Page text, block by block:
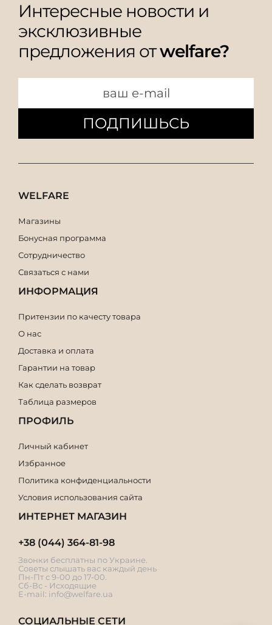
Интересные новости и
эксклюзивные
предложения отwelfare?
ПОДПИШЬСЬ
WELFARE
Магазины
Бонусная программа
Сотрудничество
Связаться с нами
ИНФОРМАЦИЯ
Притензии по качесту товара
О нас
Доставка и оплата
Гарантии на товар
Как сделать возврат
Таблица размеров
ПРОФИЛЬ
Личный кабинет
Избранное
Политика конфиденциальности
Условия использования сайта
ИНТЕРНЕТ МАГАЗИН
+38 (044) 364-81-98
Звонки бесплатны по Украине.
Советы слышать вас каждый день
Пн-Пт с 9-00 до 17-00.
Сб-Вс - Исходящие
E-mail: info@welfare.ua
СОЦИАЛЬНЫЕ СЕТИ